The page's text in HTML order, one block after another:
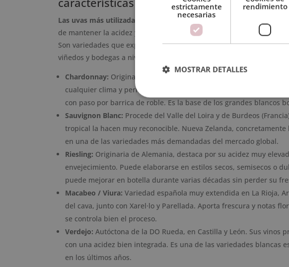
Las uvas más utilizadas en la elaboración de vino
de mantener la acidez y desarrollar aromas varietales propios,
Son variedades que expresan el lugar donde crecen. Estas son las
viñedos y bodegas a nivel mundial:
Chardonnay: Originaria de Borgoña (Francia), es la variedad
cualquier clima y permite elaborar vinos muy distintos, desde
con paso por barrica de roble. Es la base de los grandes blancos
Sauvignon Blanc: Procede del Valle del Loira y de Burdeos
tropical la hacen muy reconocible. Nueva Zelanda,
en una de las variedades más demandadas del mercado global.
Riesling: Originaria de Alemania, destaca por su acidez muy
envejecimiento. Puede elaborarse en estilos secos, semisecos o
puede mejorar en botella durante varias décadas sin perder su
Macabeo / Viura: Variedad española muy extendida en La Rioja,
del cava, junto con Xarel·lo y Parellada. Aporta frescura y notas
se controla bien el proceso.
Verdejo: Autóctona de la DO Rueda, en Castilla y León. Sus vinos
con una acidez bien integrada. Es una de las variedades blancas
en los últimos años.
estrictamente
necesarias
rendimiento
MOSTRAR DETALLES